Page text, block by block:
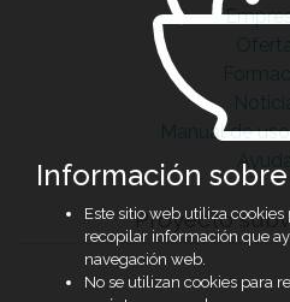
Manual de
Proyecto
Información
Este sitio web utiliza
recopilar información que
navegación web.
No se utilizan cookies para